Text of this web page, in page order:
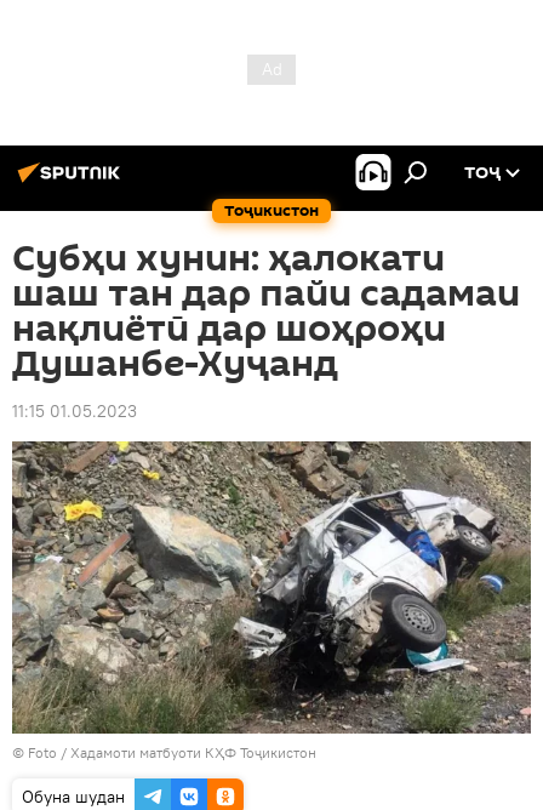
Тоҷикистон
ТОҶ
Cубҳи хунин: ҳалокати
шаш тан дар пайи садамаи
нақлиётӣ дар шоҳроҳи
Душанбе-Хуҷанд
11:15 01.05.2023
© Foto / Хадамоти матбуоти КҲФ Тоҷикистон
Обуна шудан